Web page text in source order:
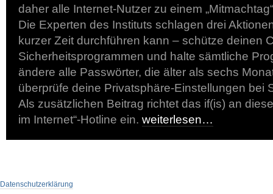
daher alle Internet-Nutzer zu einem
Die Experten des Instituts schlagen drei
kurzer Zeit durchführen kann – schütze deinen
Sicherheitsprogrammen und halte sämtliche
ändere alle Passwörter, die älter als sechs
überprüfe deine Privatsphäre-Einstellungen bei
Als zusätzlichen Beitrag richtet das if(is) an
im Internet“-Hotline ein. weiterlesen…
Datenschutzerklärung